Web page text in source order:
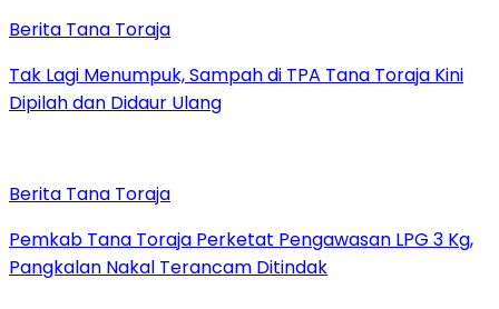
Berita Tana Toraja
Tak Lagi Menumpuk, Sampah di TPA Tana Toraja Kini
Dipilah dan Didaur Ulang
Berita Tana Toraja
Pemkab Tana Toraja Perketat Pengawasan LPG 3 Kg,
Pangkalan Nakal Terancam Ditindak